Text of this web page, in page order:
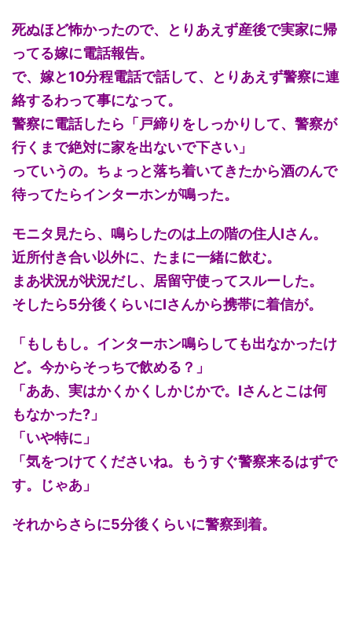
死ぬほど怖かったので、とりあえず産後で実家に帰
ってる嫁に電話報告。
で、嫁と10分程電話で話して、とりあえず警察に連
絡するわって事になって。
警察に電話したら「戸締りをしっかりして、警察が
行くまで絶対に家を出ないで下さい」
っていうの。ちょっと落ち着いてきたから酒のんで
待ってたらインターホンが鳴った。
モニタ見たら、鳴らしたのは上の階の住人Iさん。
近所付き合い以外に、たまに一緒に飲む。
まあ状況が状況だし、居留守使ってスルーした。
そしたら5分後くらいにIさんから携帯に着信が。
「もしもし。インターホン鳴らしても出なかったけ
ど。今からそっちで飲める？」
「ああ、実はかくかくしかじかで。Iさんとこは何
もなかった?」
「いや特に」
「気をつけてくださいね。もうすぐ警察来るはずで
す。じゃあ」
それからさらに5分後くらいに警察到着。